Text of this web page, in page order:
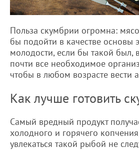
Польза скумбрии огромна:
бы подойти в качестве основы
молодости, если бы такой был,
почти все необходимое
чтобы в любом возрасте вести
Как лучше готовить
Самый вредный продукт
холодного и горячего
увлекаться такой рыбой не